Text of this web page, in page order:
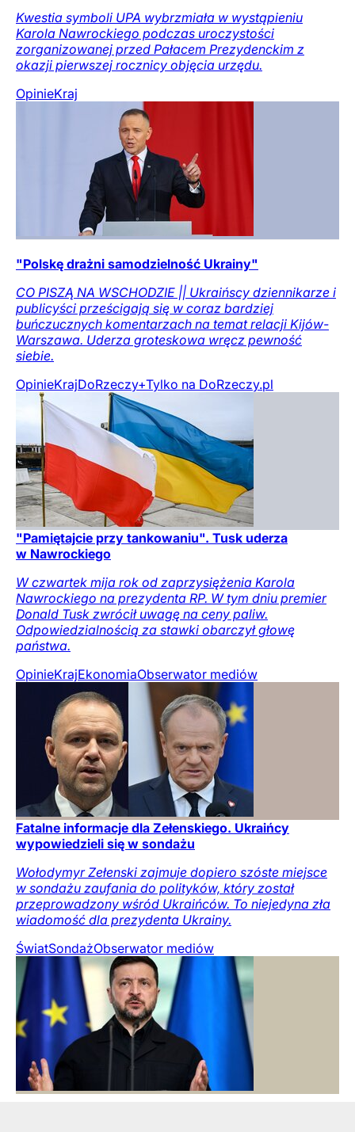
Kwestia symboli UPA wybrzmiała w wystąpieniu
Karola Nawrockiego podczas uroczystości
zorganizowanej przed Pałacem Prezydenckim z
okazji pierwszej rocznicy objęcia urzędu.
OpinieKraj
"Polskę drażni samodzielność Ukrainy"
CO PISZĄ NA WSCHODZIE || Ukraińscy dziennikarze i
publicyści prześcigają się w coraz bardziej
buńczucznych komentarzach na temat relacji Kijów-
Warszawa. Uderza groteskowa wręcz pewność
siebie.
OpinieKrajDoRzeczy+Tylko na DoRzeczy.pl
"Pamiętajcie przy tankowaniu". Tusk uderza
w Nawrockiego
W czwartek mija rok od zaprzysiężenia Karola
Nawrockiego na prezydenta RP. W tym dniu premier
Donald Tusk zwrócił uwagę na ceny paliw.
Odpowiedzialnością za stawki obarczył głowę
państwa.
OpinieKrajEkonomiaObserwator mediów
Fatalne informacje dla Zełenskiego. Ukraińcy
wypowiedzieli się w sondażu
Wołodymyr Zełenski zajmuje dopiero szóste miejsce
w sondażu zaufania do polityków, który został
przeprowadzony wśród Ukraińców. To niejedyna zła
wiadomość dla prezydenta Ukrainy.
ŚwiatSondażObserwator mediów